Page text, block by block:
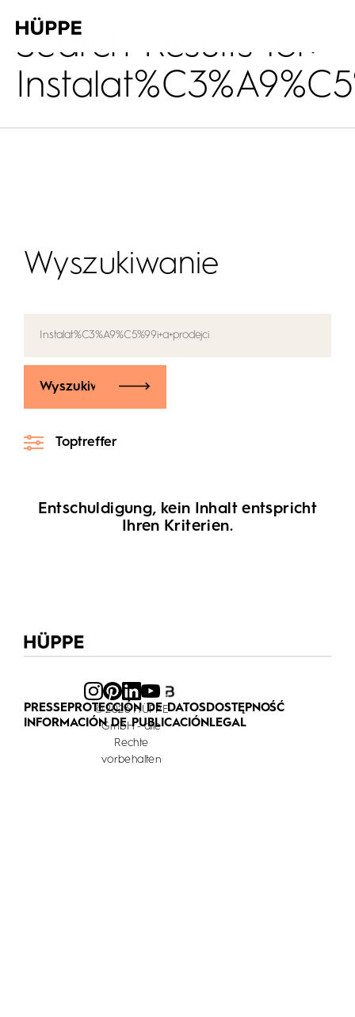
Search Results for:
Wyszukiwanie
Wyszukiwanie
Toptreffer
Entschuldigung, kein Inhalt entspricht
Ihren Kriterien.
PRESSEPROTECCIÓN DE DATOSDOSTĘPNOŚĆ
INFORMACIÓN DE PUBLICACIÓNLEGAL
© 2026 HÜPPE
GmbH - alle
Rechte
vorbehalten